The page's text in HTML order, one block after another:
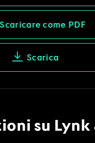
Scaricare come PDF
Scarica
su Lynk